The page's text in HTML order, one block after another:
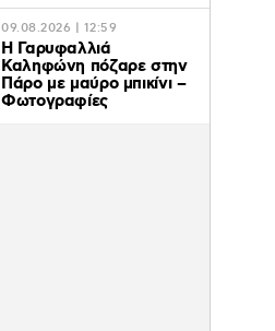
09.08.2026 | 12:59
Η Γαρυφαλλιά
Καληφώνη πόζαρε στην
Πάρο με μαύρο μπικίνι –
Φωτογραφίες